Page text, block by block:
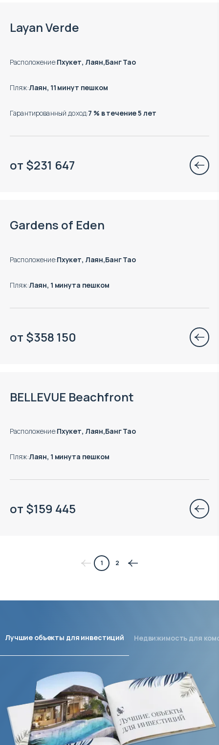
Layan Verde
Расположение:Пхукет, Лаян,Банг Тао
Пляж:Лаян, 11 минут пешком
Гарантированный доход:7 % в течение 5 лет
от $231 647
Gardens of Eden
Расположение:Пхукет, Лаян,Банг Тао
Пляж:Лаян, 1 минута пешком
от $358 150
BELLEVUE Beachfront
Расположение:Пхукет, Лаян,Банг Тао
Пляж:Лаян, 1 минута пешком
от $159 445
1 2
Лучшие объекты для инвестиций Недвижимость для